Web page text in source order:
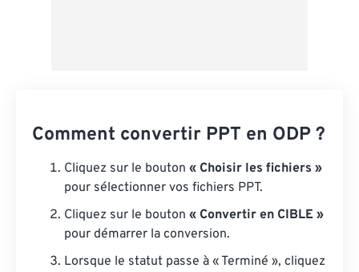
Comment convertir PPT en ODP ?
Cliquez sur le bouton « Choisir les fichiers »
pour sélectionner vos fichiers PPT.
Cliquez sur le bouton « Convertir en CIBLE »
pour démarrer la conversion.
Lorsque le statut passe à « Terminé », cliquez